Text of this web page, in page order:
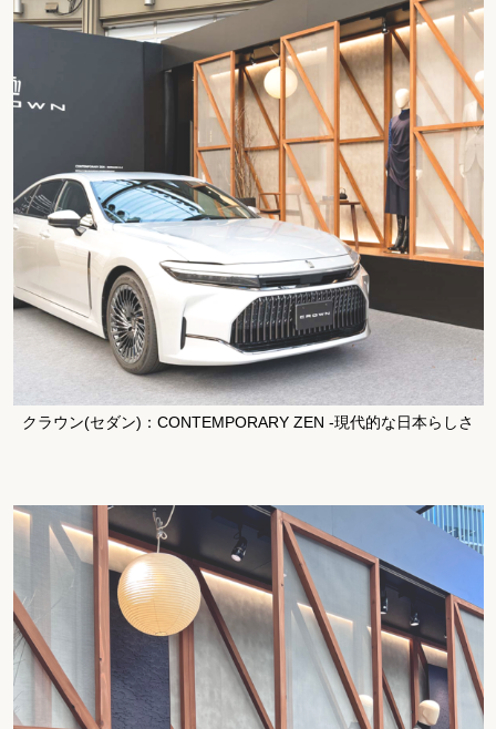
クラウン(セダン)：CONTEMPORARY ZEN -現代的な日本らしさ